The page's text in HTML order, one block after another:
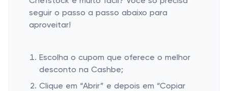
seguir o passo a passo abaixo para
aproveitar!
Escolha o cupom que oferece o melhor
desconto na Cashbe;
Clique em “Abrir” e depois em “Copiar